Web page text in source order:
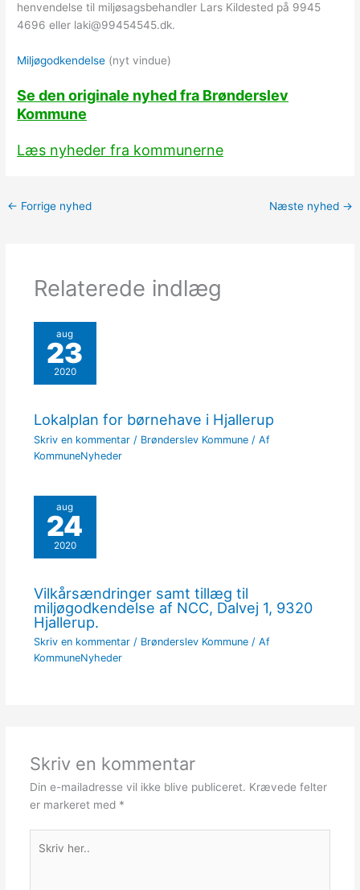
henvendelse til miljøsagsbehandler Lars Kildested på 9945
4696 eller laki@99454545.dk.
Miljøgodkendelse (nyt vindue)
Se den originale nyhed fra Brønderslev
Kommune
Læs nyheder fra kommunerne
← Forrige nyhed Næste nyhed →
Relaterede indlæg
aug
23
2020
Lokalplan for børnehave i Hjallerup
Skriv en kommentar / Brønderslev Kommune/ Af
KommuneNyheder
aug
24
2020
Vilkårsændringer samt tillæg til
miljøgodkendelse af NCC, Dalvej 1, 9320
Hjallerup.
Skriv en kommentar / Brønderslev Kommune/ Af
KommuneNyheder
Skriv en kommentar
Din e-mailadresse vil ikke blive publiceret. Krævede felter
er markeret med *
her..